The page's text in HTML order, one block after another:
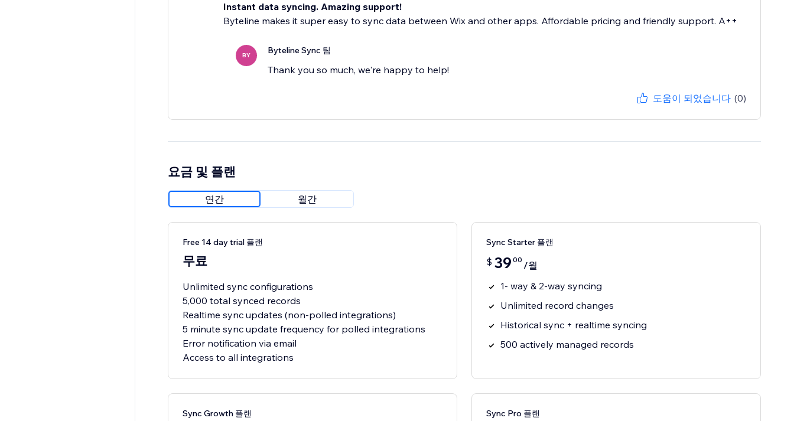
Instant data syncing. Amazing support!
Byteline makes it super easy to sync data between Wix and other apps. Affordable pricing and friendly support. A++
BY Byteline Sync 팀
Thank you so much, we're happy to help!
도움이 되었습니다 (0)
요금 및 플랜
연간 월간
Free 14 day trial 플랜
무료
Unlimited sync configurations
5,000 total synced records
Realtime sync updates (non-polled integrations)
5 minute sync update frequency for polled integrations
Error notification via email
Access to all integrations
Sync Starter 플랜
$ 39 00 /월
1- way & 2-way syncing
Unlimited record changes
Historical sync + realtime syncing
500 actively managed records
Sync Growth 플랜 Sync Pro 플랜